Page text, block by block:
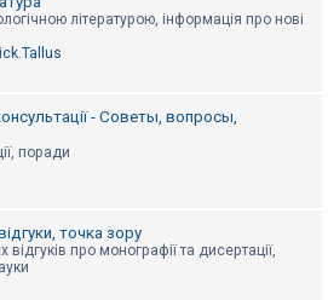
літературою, інформація про нові
- Советы, вопросы,
поради
точка зору
відгуків про монографії та дисертації,